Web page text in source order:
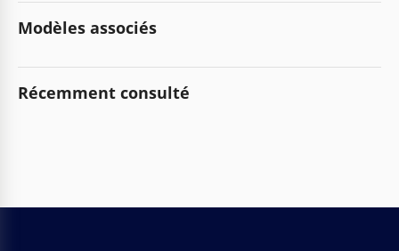
Modèles associés
Récemment consulté